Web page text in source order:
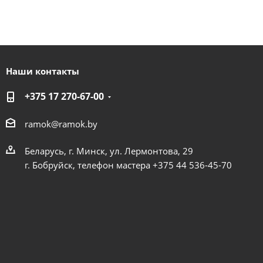
Наши контакты
+375 17 270-67-00
ramok@ramok.by
Беларусь, г. Минск, ул. Лермонтова, 29
г. Бобруйск, телефон мастера +375 44 536-45-70